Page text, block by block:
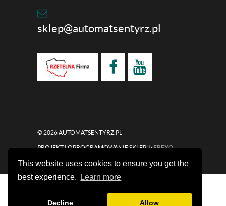
This website uses cookies to ensure you get the
best experience.
Learn more
Decline Allow
sklep@automatsentyrz.pl
© 2026 AUTOMATSENTYRZ.PL
PROJEKT I OPROGRAMOWANIE SKLEPU:EBEXO
Polityką Plików CookiesMożesz
określić warunki przechowywania lub dostępu